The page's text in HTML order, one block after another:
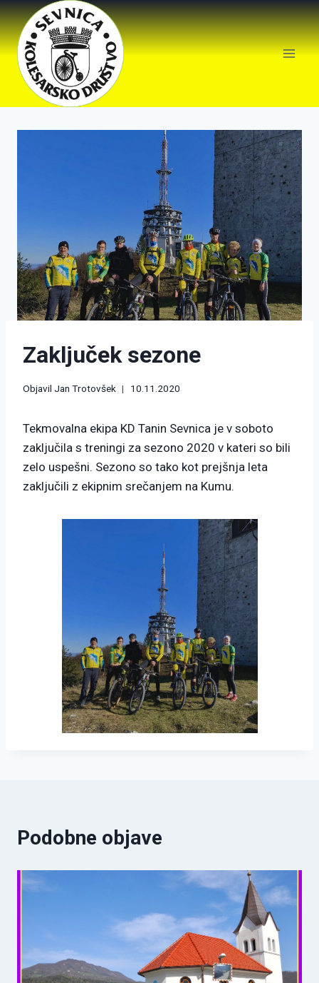
Zaključek sezone
Objavil Jan Trotovšek 10.11.2020
Tekmovalna ekipa KD Tanin Sevnica je v soboto
zaključila s treningi za sezono 2020 v kateri so bili
zelo uspešni. Sezono so tako kot prejšnja leta
zaključili z ekipnim srečanjem na Kumu.
Podobne objave